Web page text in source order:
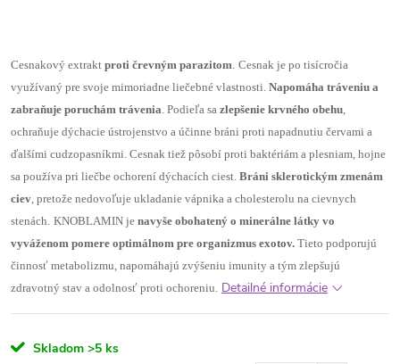
Cesnakový extrakt proti črevným parazitom. Cesnak je po tisícročia
využívaný pre svoje mimoriadne liečebné vlastnosti. Napomáha tráveniu a
zabraňuje poruchám trávenia. Podieľa sa zlepšenie krvného obehu,
ochraňuje dýchacie ústrojenstvo a účinne bráni proti napadnutiu červami a
ďalšími cudzopasníkmi. Cesnak tiež pôsobí proti baktériám a plesniam, hojne
sa používa pri liečbe ochorení dýchacích ciest. Bráni sklerotickým zmenám
ciev, pretože nedovoľuje ukladanie vápnika a cholesterolu na cievnych
stenách. KNOBLAMIN je navyše obohatený o minerálne látky vo
vyváženom pomere optimálnom pre organizmus exotov. Tieto podporujú
činnosť metabolizmu, napomáhajú zvýšeniu imunity a tým zlepšujú
zdravotný stav a odolnosť proti ochoreniu. Detailné informácie
Skladom >5 ks